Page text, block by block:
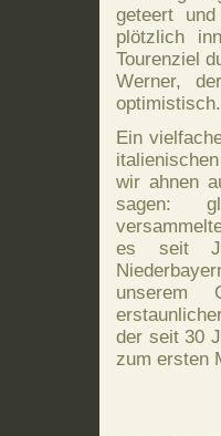
geteert
plötzlich
Tourenziel
Werner,
Ein
wir ahnen
sagen:
es seit
unserem
der seit 30
zum ersten